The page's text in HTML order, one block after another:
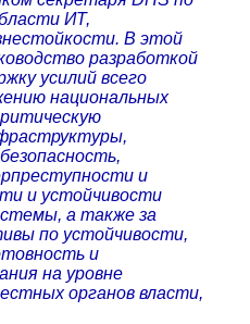
ИТ,
В этой
разработкой
усилий всего
национальных
и
и устойчивости
а также за
по устойчивости,
и
на уровне
органов власти,